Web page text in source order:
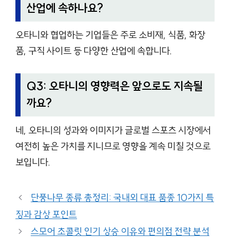
산업에 속하나요?
오타니와 협업하는 기업들은 주로 소비재, 식품, 화장
품, 구직 사이트 등 다양한 산업에 속합니다.
Q3: 오타니의 영향력은 앞으로도 지속될
까요?
네, 오타니의 성과와 이미지가 글로벌 스포츠 시장에서
여전히 높은 가치를 지니므로 영향을 계속 미칠 것으로
보입니다.
단풍나무 종류 총정리: 국내외 대표 품종 10가지 특
징과 감상 포인트
스모어 초콜릿 인기 상승 이유와 편의점 전략 분석